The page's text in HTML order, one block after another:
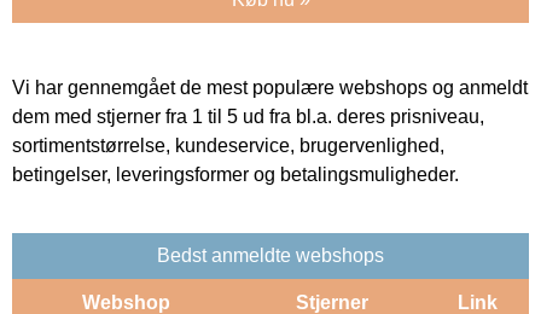
Vi har gennemgået de mest populære webshops og anmeldt
dem med stjerner fra 1 til 5 ud fra bl.a. deres prisniveau,
sortimentstørrelse, kundeservice, brugervenlighed,
betingelser, leveringsformer og betalingsmuligheder.
Bedst anmeldte webshops
Webshop Stjerner Link